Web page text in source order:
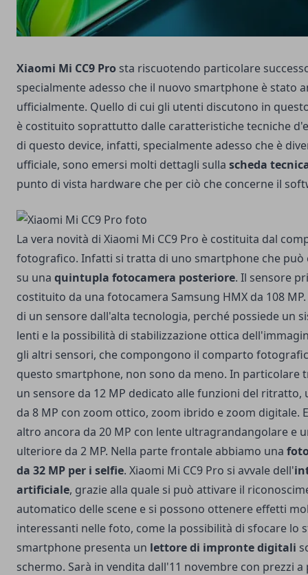
Xiaomi Mi CC9 Pro sta riscuotendo particolare
specialmente adesso che il nuovo smartphone è stato
ufficialmente. Quello di cui gli utenti discutono in
è costituito soprattutto dalle caratteristiche tecniche
di questo device, infatti, specialmente adesso che è
ufficiale, sono emersi molti dettagli sulla scheda
punto di vista hardware che per ciò che concerne il
La vera novità di Xiaomi Mi CC9 Pro è costituita dal
fotografico. Infatti si tratta di uno smartphone che può
su una quintupla fotocamera posteriore. Il sensore
costituito da una fotocamera Samsung HMX da 108
di un sensore dall'alta tecnologia, perché possiede un
lenti e la possibilità di stabilizzazione ottica
gli altri sensori, che compongono il comparto
questo smartphone, non sono da meno. In particolare
un sensore da 12 MP dedicato alle funzioni del ritratto,
da 8 MP con zoom ottico, zoom ibrido e zoom digitale.
altro ancora da 20 MP con lente ultragrandangolare e
ulteriore da 2 MP. Nella parte frontale abbiamo una
da 32 MP per i selfie. Xiaomi Mi CC9 Pro si avvale dell'
artificiale, grazie alla quale si può attivare il
automatico delle scene e si possono ottenere effetti
interessanti nelle foto, come la possibilità di sfocare lo
smartphone presenta un lettore di impronte digitali
schermo. Sarà in vendita dall'11 novembre con prezzi